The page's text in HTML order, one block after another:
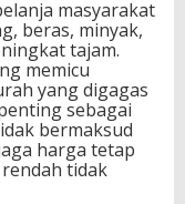
masyarakat
beras, minyak,
tajam.
memicu
yang digagas
sebagai
bermaksud
harga tetap
tidak